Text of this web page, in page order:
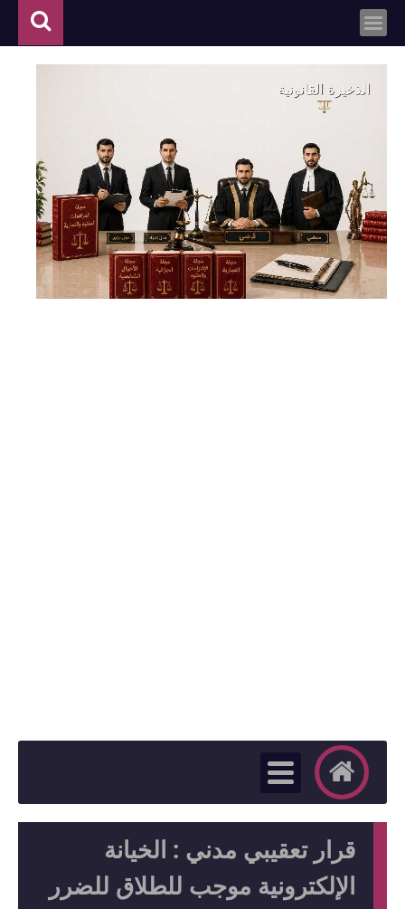
قرار تعقيبي مدني : الخيانة
الإلكترونية موجب للطلاق للضرر